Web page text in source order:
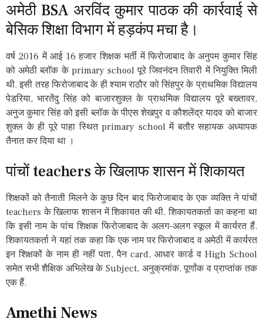
अमेठी BSA अरविंद कुमार पाठक की कार्रवाई से
बेसिक शिक्षा विभाग में हड़कंप मचा है।
वर्ष 2016 में आई 16 हजार शिक्षक भर्ती में फिरोजाबाद के अनुपम कुमार सिंह
को अमेठी ब्लॉक के primary school पूरे जिवनंदन तिवारी में नियुक्ति मिली
थी. इसी तरह फिरोजाबाद के ही श्याम राठौर को सिंहपुर के प्राथमिक विद्यालय
पेडरिया, भारतेंदु सिंह को बाजारशुक्ल के प्राथमिक विद्यालय पूरे बख्तावर,
अनुज कुमार सिंह को इसी ब्लॉक के पीएस शेखपुर व कौशलेंद्र यादव को बाजार
शुक्ल के ही पूरे पाहा स्थित primary school में बतौर सहायक अध्यापक
तैनात कर दिया था ।
पांचों teachers के खिलाफ शासन में शिकायत
शिक्षकों को तैनाती मिलने के कुछ दिन बाद फिरोजाबाद के एक व्यक्ति ने पांचों
teachers के खिलाफ शासन में शिकायत की थी. शिकायतकर्ता का कहना था
कि इसी नाम के पांच शिक्षक फिरोजाबाद के अलग-अलग स्कूल में कार्यरत हैं.
शिकायतकर्ता ने यहां तक कहा कि एक नाम पर फिरोजाबाद व अमेठी में कार्यरत
इन शिक्षकों के नाम ही नहीं पता, पैन card, आधार कार्ड व High School
समेत सभी शैक्षिक अभिलेख के Subject, अनुक्रमांक, पूर्णांक व प्राप्तांक तक
एक हैं.
Amethi News